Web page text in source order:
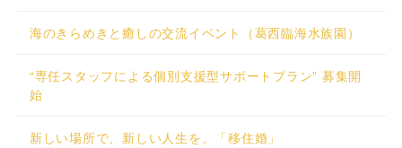
海のきらめきと癒しの交流イベント（葛西臨海水族園）
“専任スタッフによる個別支援型サポートプラン” 募集開
始
新しい場所で、新しい人生を。「移住婚」